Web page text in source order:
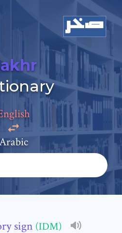
sign (IDM)
comment